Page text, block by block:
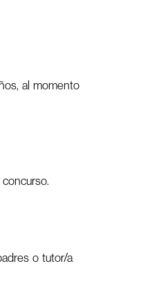
al momento
o tutor/a